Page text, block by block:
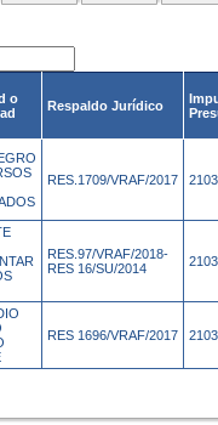
o
Respaldo Jurídico
RES.1709/VRAF/2017
RES.97/VRAF/2018-
RES 16/SU/2014
RES 1696/VRAF/2017